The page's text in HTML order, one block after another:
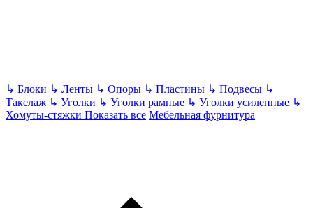
↳ Блоки ↳ Ленты ↳ Опоры ↳ Пластины ↳ Подвесы ↳
Такелаж ↳ Уголки ↳ Уголки рамные ↳ Уголки усиленные ↳
Хомуты-стяжки Показать все Мебельная фурнитура